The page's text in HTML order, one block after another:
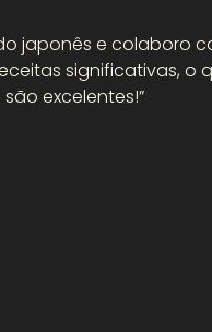
japonês e colaboro
significativas,
excelentes!”